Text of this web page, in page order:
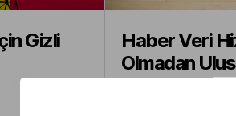
Gizli
Haber Veri
Olmadan
Dağıtımı